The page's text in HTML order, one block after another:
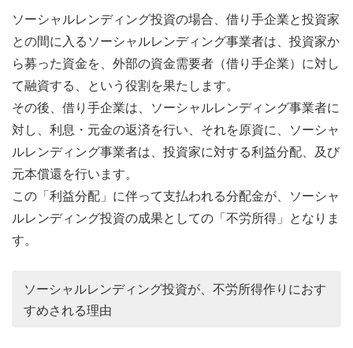
ソーシャルレンディング投資の場合、借り手企業と投資家
との間に入るソーシャルレンディング事業者は、投資家か
ら募った資金を、外部の資金需要者（借り手企業）に対し
て融資する、という役割を果たします。
その後、借り手企業は、ソーシャルレンディング事業者に
対し、利息・元金の返済を行い、それを原資に、ソーシャ
ルレンディング事業者は、投資家に対する利益分配、及び
元本償還を行います。
この「利益分配」に伴って支払われる分配金が、ソーシャ
ルレンディング投資の成果としての「不労所得」となりま
す。
ソーシャルレンディング投資が、不労所得作りにおす
すめされる理由